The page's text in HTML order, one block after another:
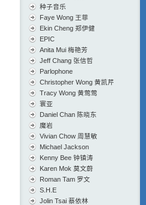
种子音乐
Faye Wong 王菲
Ekin Cheng 郑伊健
EPIC
Anita Mui 梅艳芳
Jeff Chang 张信哲
Parlophone
Christopher Wong 黄凯芹
Tracy Wong 黄莺莺
寰亚
Daniel Chan 陈晓东
魔岩
Vivian Chow 周慧敏
Michael Jackson
Kenny Bee 钟镇涛
Karen Mok 莫文蔚
Roman Tam 罗文
S.H.E
Jolin Tsai 蔡依林